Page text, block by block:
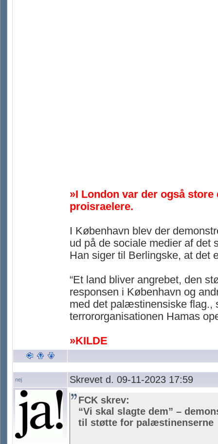
»I London var der også
proisraelere.
I København blev der
ud på de sociale medier af det
Han siger til Berlingske, at det
“Et land bliver angrebet, den
responsen i København og
med det palæstinensiske flag.,
terrororganisationen Hamas
»KILDE
nej Skrevet d. 09-11-2023 17:59
FCK skrev:
“Vi skal slagte dem” –
til støtte for palæstinenserne